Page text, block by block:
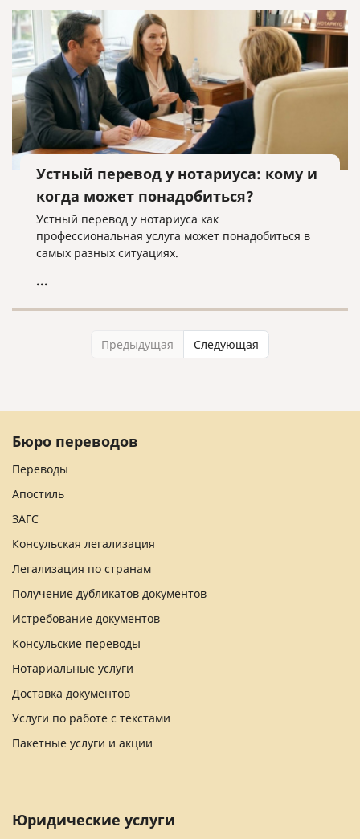
Устный перевод у нотариуса: кому и
когда может понадобиться?
Устный перевод у нотариуса как
профессиональная услуга может понадобиться в
самых разных ситуациях.
...
Предыдущая Следующая
Бюро переводов
Переводы
Апостиль
ЗАГС
Консульская легализация
Легализация по странам
Получение дубликатов документов
Истребование документов
Консульские переводы
Нотариальные услуги
Доставка документов
Услуги по работе с текстами
Пакетные услуги и акции
Юридические услуги